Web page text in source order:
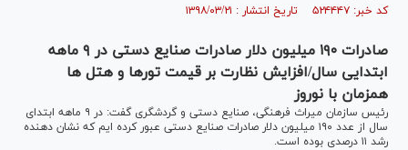
کد خبر: ۵۲۴۴۴۷ تاریخ انتشار : ۱۳۹۸/۰۳/۲۱
صادرات ۱۹۰ میلیون دلار صادرات صنایع دستی در ۹ ماهه
ابتدایی سال/افزایش نظارت بر قیمت تورها و هتل ها
همزمان با نوروز
رئیس سازمان میراث فرهنگی، صنایع دستی و گردشگری گفت: در ۹ ماهه ابتدای
سال از عدد ۱۹۰ میلیون دلار صادرات صنایع دستی عبور کرده ایم که نشان دهنده
رشد ۱۱ درصدی بوده است.